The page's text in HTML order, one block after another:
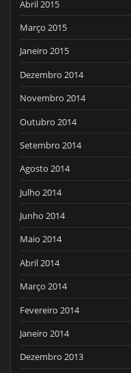
Abril 2015
Março 2015
Janeiro 2015
Dezembro 2014
Novembro 2014
Outubro 2014
Setembro 2014
Agosto 2014
Julho 2014
Junho 2014
Maio 2014
Abril 2014
Março 2014
Fevereiro 2014
Janeiro 2014
Dezembro 2013